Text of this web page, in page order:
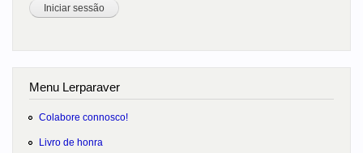
Menu Lerparaver
Colabore connosco!
Livro de honra